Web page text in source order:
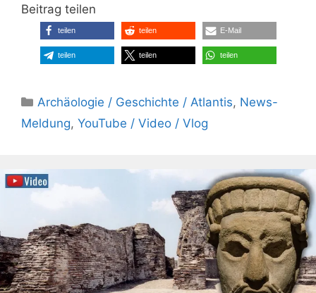
Beitrag teilen
teilen teilen E-Mail
teilen teilen teilen
Kategorien
Archäologie / Geschichte / Atlantis, News-
Meldung, YouTube / Video / Vlog